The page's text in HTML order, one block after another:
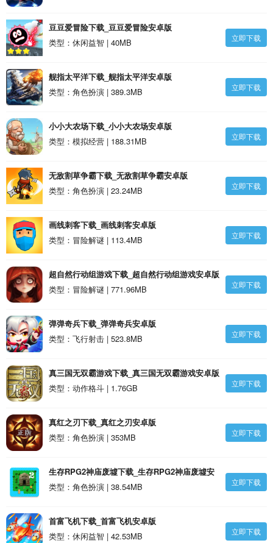
豆豆爱冒险下载_豆豆爱冒险安卓版
类型：休闲益智 | 40MB
立即下载
舰指太平洋下载_舰指太平洋安卓版
类型：角色扮演 | 389.3MB
立即下载
小小大农场下载_小小大农场安卓版
类型：模拟经营 | 188.31MB
立即下载
无敌割草争霸下载_无敌割草争霸安卓版
类型：角色扮演 | 23.24MB
立即下载
画线刺客下载_画线刺客安卓版
类型：冒险解谜 | 113.4MB
立即下载
超自然行动组游戏下载_超自然行动组游戏安卓版
类型：冒险解谜 | 771.96MB
立即下载
弹弹奇兵下载_弹弹奇兵安卓版
类型：飞行射击 | 523.8MB
立即下载
真三国无双霸游戏下载_真三国无双霸游戏安卓版
类型：动作格斗 | 1.76GB
立即下载
真红之刃下载_真红之刃安卓版
类型：角色扮演 | 353MB
立即下载
生存RPG2神庙废墟下载_生存RPG2神庙废墟安
卓版
类型：角色扮演 | 38.54MB 立即下载
首富飞机下载_首富飞机安卓版
类型：休闲益智 | 42.53MB
立即下载